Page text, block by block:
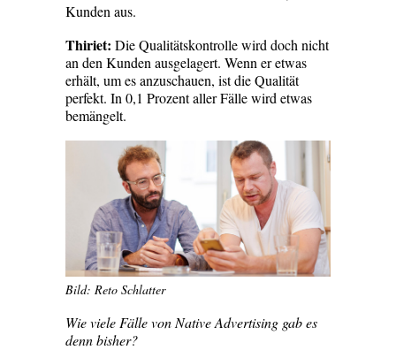
Kunden aus.
Thiriet: Die Qualitätskontrolle wird doch nicht
an den Kunden ausgelagert. Wenn er etwas
erhält, um es anzuschauen, ist die Qualität
perfekt. In 0,1 Prozent aller Fälle wird etwas
bemängelt.
Bild: Reto Schlatter
Wie viele Fälle von Native Advertising gab es
denn bisher?